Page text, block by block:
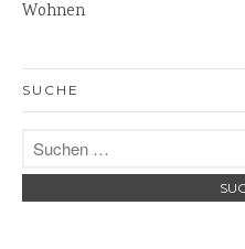
Wohnen
SUCHE